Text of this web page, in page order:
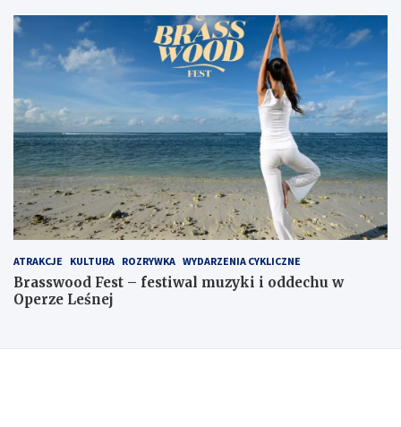
ATRAKCJE KULTURA ROZRYWKA WYDARZENIA CYKLICZNE
Brasswood Fest – festiwal muzyki i oddechu w
Operze Leśnej